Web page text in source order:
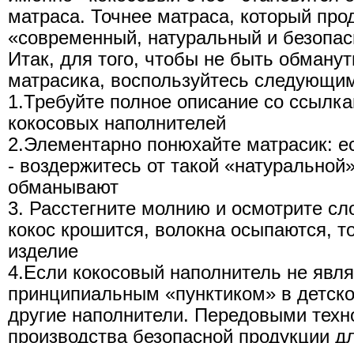
матраса. Точнее матраса, который
«современный, натуральный и
Итак, для того, чтобы не быть
матрасика, воспользуйтесь
1.Требуйте полное описание со
кокосовых наполнителей
2.Элементарно понюхайте матрасик:
- воздержитесь от такой
обманывают
3. Расстегните молнию и осмотрите
кокос крошится, волокна осыпаются,
изделие
4.Если кокосовый наполнитель не
принципиальным «пунктиком» в
другие наполнители. Передовыми
производства безопасной продукции